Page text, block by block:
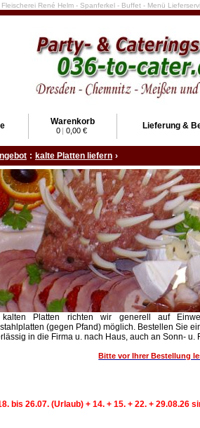
René Helm - Spanferkel - Buffet - Menü
Warenkorb
0 | 0,00 € Lieferung &
: kalte Platten liefern ›
kalten Platten richten wir generell auf
(gegen Pfand) möglich. Bestellen Sie
in die Firma u. nach Haus, auch an Sonn- u.
Bitte vor Ihrer Bestellung
bis 26.07. (Urlaub) + 14. + 15. + 22. + 29.08.26